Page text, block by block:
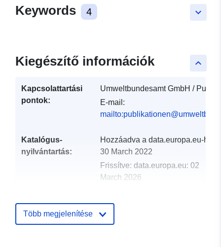
keyboard_arrow_down
Keywords 4
keyboard_arrow_up
Kiegészítő információk
Kapcsolattartási
pontok:
Umweltbundesamt GmbH /
E-mail:
Katalógus-
nyilvántartás:
Hozzáadva a data.europa.eu-hoz:
30 March 2022
Frissítve: data.europa.eu: 02
March 2026
uriRef:
http://data.europa.eu/88u/
Több megjelenítése